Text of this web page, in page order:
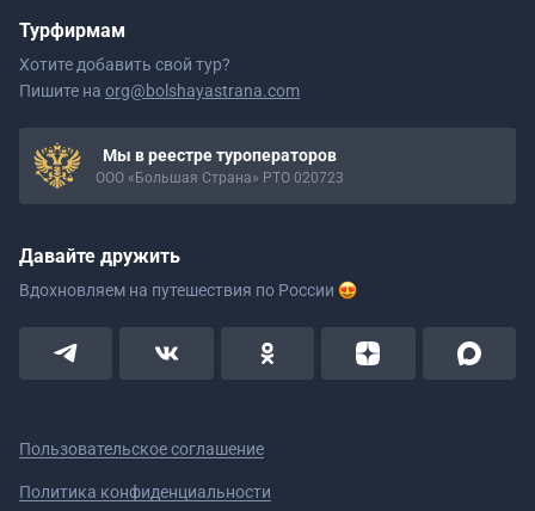
Турфирмам
Хотите добавить свой тур?
Пишите на org@bolshayastrana.com
Мы в реестре туроператоров
ООО «Большая Страна» РТО 020723
Давайте дружить
Вдохновляем на путешествия по России
Пользовательское соглашение
Политика конфиденциальности